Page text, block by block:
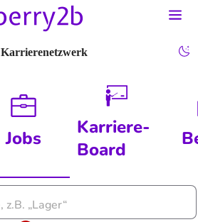
Karrierenetzwerk
Jobs
Karriere-
Board